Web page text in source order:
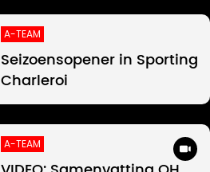
A-TEAM
Seizoensopener in Sporting
Charleroi
A-TEAM